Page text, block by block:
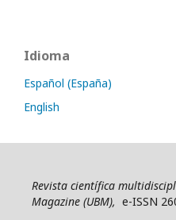
Idioma
Español (España)
English
Revista científica
Magazine (UBM), e-ISSN